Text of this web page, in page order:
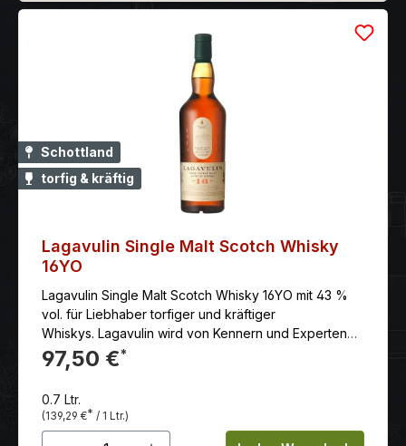
Schottland
torfig & kräftig
Lagavulin Single Malt Scotch Whisky
16YO
Lagavulin Single Malt Scotch Whisky 16YO mit 43 %
vol. für Liebhaber torfiger und kräftiger
Whiskys. Lagavulin wird von Kennern und Experten
verehrt und ist als „König von Islay“ bekannt. Es
handelt sich um einen „unverzichtbaren“ Scotch
Sammlung haben muss; einer der beliebtesten Malt
Whiskys der Welt. Dieser begehrte Single Malt ist
97,50 €*
0.7 Ltr.
(139,29 €* / 1 Ltr.)